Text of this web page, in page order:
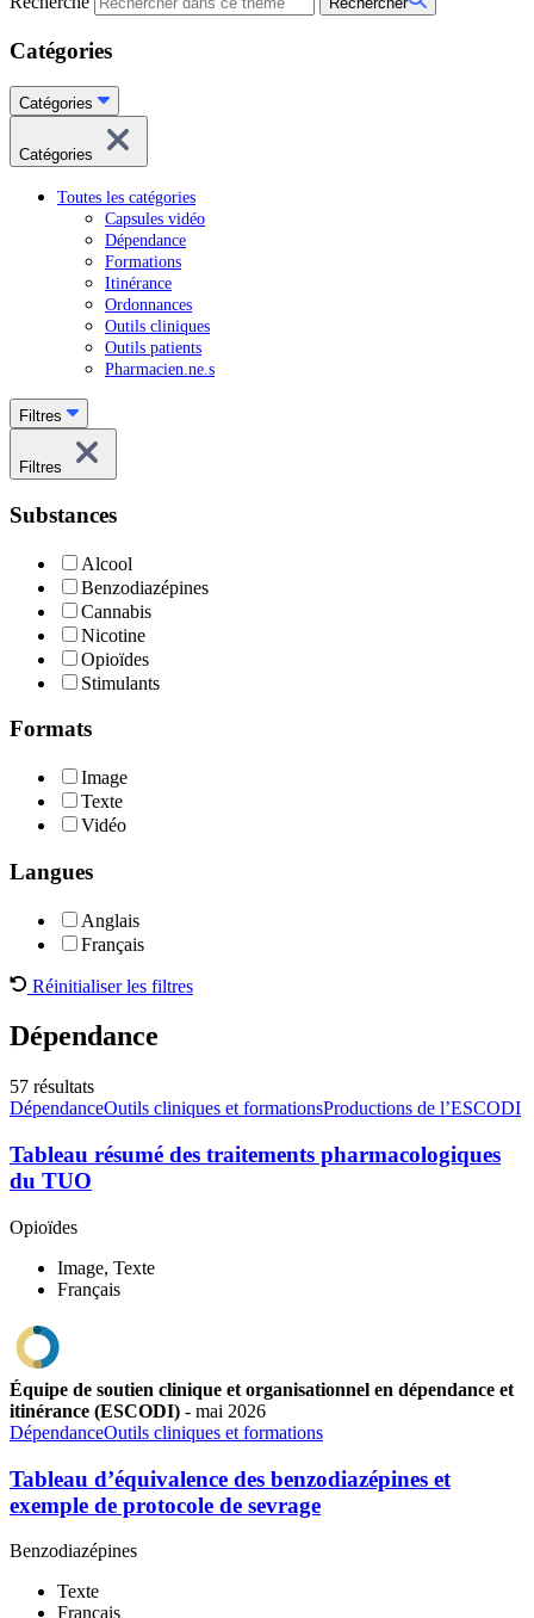
Catégories
Catégories
Catégories
Toutes les catégories
Capsules vidéo
Dépendance
Formations
Itinérance
Ordonnances
Outils cliniques
Outils patients
Pharmacien.ne.s
Filtres
Filtres
Substances
Alcool
Benzodiazépines
Cannabis
Nicotine
Opioïdes
Stimulants
Formats
Image
Texte
Vidéo
Langues
Anglais
Français
Réinitialiser les filtres
Dépendance
57 résultats
DépendanceOutils cliniques et formationsProductions de l’ESCODI
Tableau résumé des traitements pharmacologiques
du TUO
Opioïdes
Image, Texte
Français
Équipe de soutien clinique et organisationnel en dépendance et
itinérance (ESCODI) - mai 2026
DépendanceOutils cliniques et formations
Tableau d’équivalence des benzodiazépines et
exemple de protocole de sevrage
Benzodiazépines
Texte
Français